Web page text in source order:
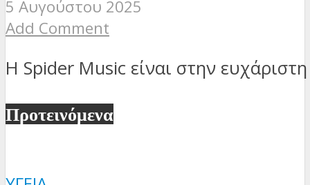
5 Αυγούστου 2025
Add Comment
Η Spider Music είναι στην
Προτεινόμενα